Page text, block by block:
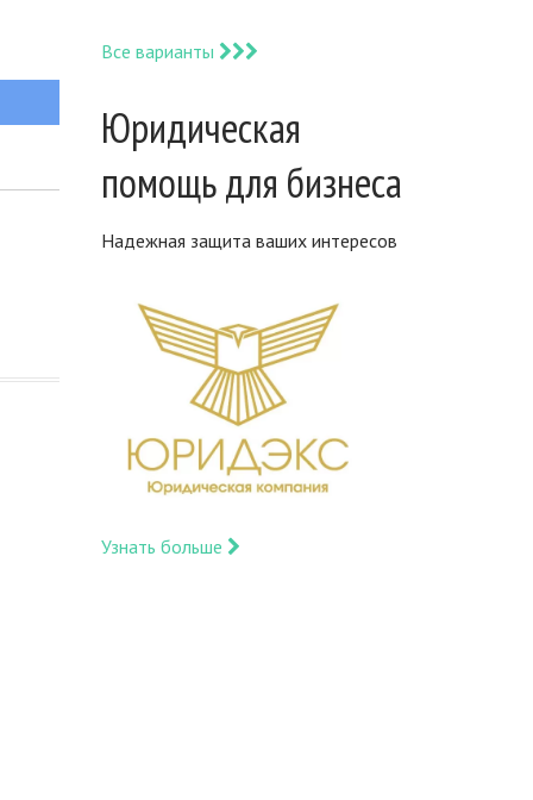
Все варианты
Юридическая
помощь для бизнеса
Надежная защита ваших интересов
Узнать больше